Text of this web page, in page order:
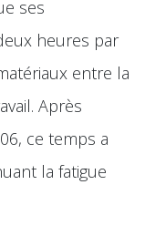
ses
heures par
entre la
Après
ce temps a
la fatigue